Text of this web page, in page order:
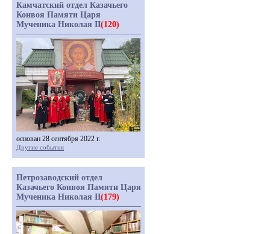
Камчатский отдел Казачьего
Конвоя Памяти Царя
Мученика Николая II(120)
основан 28 сентября 2022 г.
Другие события
Петрозаводский отдел
Казачьего Конвоя Памяти Царя
Мученика Николая II(179)